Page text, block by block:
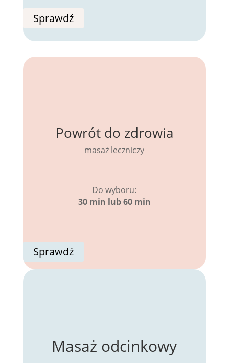
Sprawdź
Powrót do zdrowia
masaż leczniczy
Do wyboru:
30 min lub 60 min
Sprawdź
Masaż odcinkowy